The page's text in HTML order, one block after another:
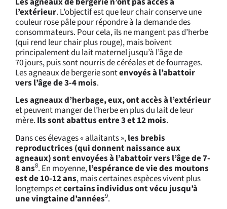
l’extérieur. L’objectif est que leur chair conserve une
couleur rose pâle pour répondre à la demande des
consommateurs. Pour cela, ils ne mangent pas d’herbe
(qui rend leur chair plus rouge), mais boivent
principalement du lait maternel jusqu’à l’âge de
70 jours, puis sont nourris de céréales et de fourrages.
Les agneaux de bergerie sontenvoyés à l’abattoir
vers l’âge de 3-4 mois.
Les agneaux d’herbage, eux, ont accès à l’extérieur
et peuvent manger de l’herbe en plus du lait de leur
mère. Ils sont abattus entre 3 et 12 mois.
Dans ces élevages « allaitants »,les brebis
reproductrices (qui donnent naissance aux
agneaux) sont envoyées à l’abattoir vers l’âge de 7-
8 ans8. En moyenne,l’espérance de vie des moutons
est de 10-12 ans, mais certaines espèces vivent plus
longtemps etcertains individus ont vécu jusqu’à
une vingtaine d’années9.